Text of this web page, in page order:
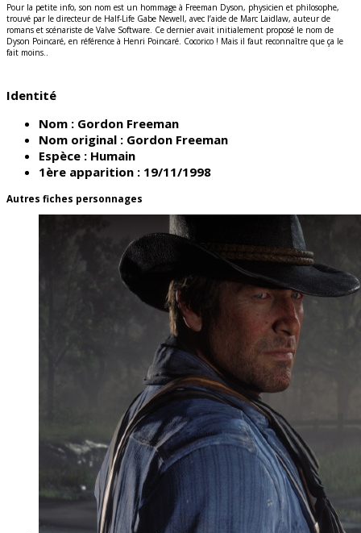
Pour la petite info, son nom est un hommage à Freeman Dyson, physicien et philosophe,
trouvé par le directeur de Half-Life Gabe Newell, avec l’aide de Marc Laidlaw, auteur de
romans et scénariste de Valve Software. Ce dernier avait initialement proposé le nom de
Dyson Poincaré, en référence à Henri Poincaré. Cocorico ! Mais il faut reconnaître que ça le
fait moins..
Identité
Nom : Gordon Freeman
Nom original : Gordon Freeman
Espèce : Humain
1ère apparition : 19/11/1998
Autres fiches personnages